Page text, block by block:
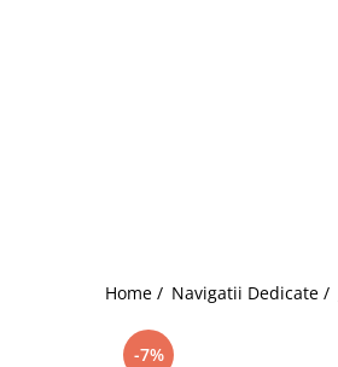
Home / Navigatii Dedicate /
-7%